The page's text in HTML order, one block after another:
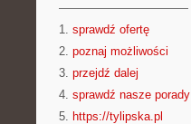
———————————
1. sprawdź ofertę
2. poznaj możliwości
3. przejdź dalej
4. sprawdź nasze porady
5. https://tylipska.pl